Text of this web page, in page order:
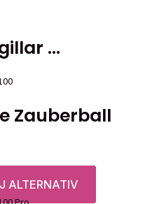
…
Zauberball
ALTERNATIV
här